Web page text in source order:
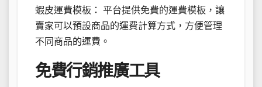
蝦皮運費模板： 平台提供免費的運費模板，讓
賣家可以預設商品的運費計算方式，方便管理
不同商品的運費。
免費行銷推廣工具